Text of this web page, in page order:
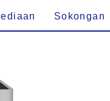
Sokongan